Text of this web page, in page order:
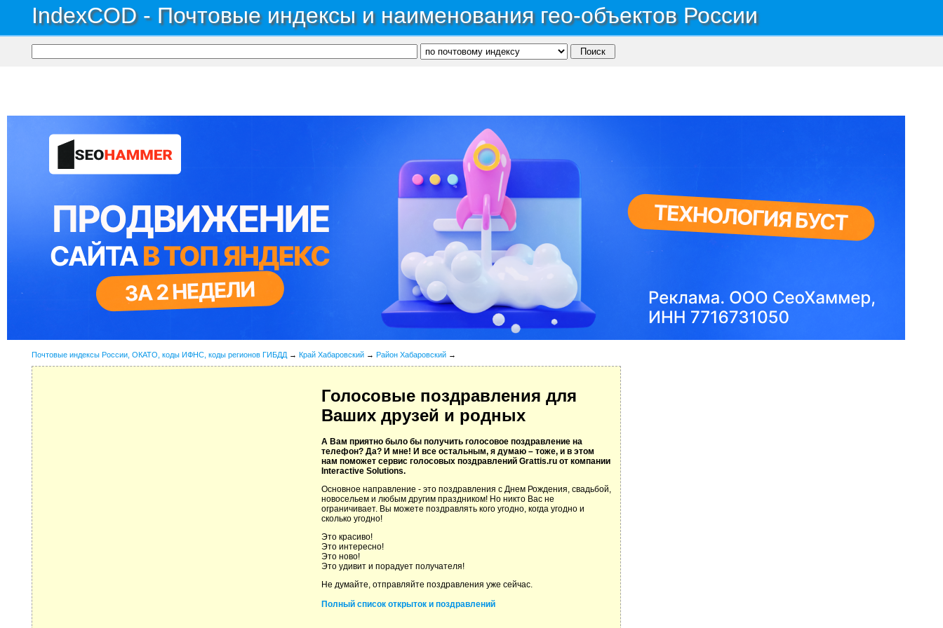
IndexCOD - Почтовые индексы и наименования гео-объектов России
Почтовые индексы России, ОКАТО, коды ИФНС, коды регионов ГИБДД → Край Хабаровский → Район Хабаровский →
Голосовые поздравления для
Ваших друзей и родных
А Вам приятно было бы получить голосовое поздравление на
телефон? Да? И мне! И все остальным, я думаю – тоже, и в этом
нам поможет сервис голосовых поздравлений Grattis.ru от компании
Interactive Solutions.
Основное направление - это поздравления с Днем Рождения, свадьбой,
новосельем и любым другим праздником! Но никто Вас не
ограничивает. Вы можете поздравлять кого угодно, когда угодно и
сколько угодно!
Это красиво!
Это интересно!
Это ново!
Это удивит и порадует получателя!
Не думайте, отправляйте поздравления уже сейчас.
Полный список открыток и поздравлений